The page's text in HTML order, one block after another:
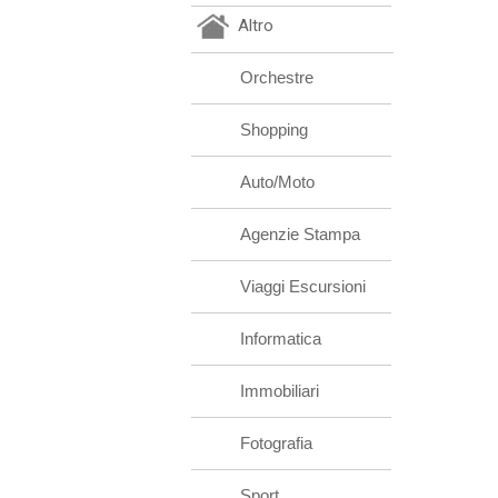
Altro
Orchestre
Shopping
Auto/Moto
Agenzie Stampa
Viaggi Escursioni
Informatica
Immobiliari
Fotografia